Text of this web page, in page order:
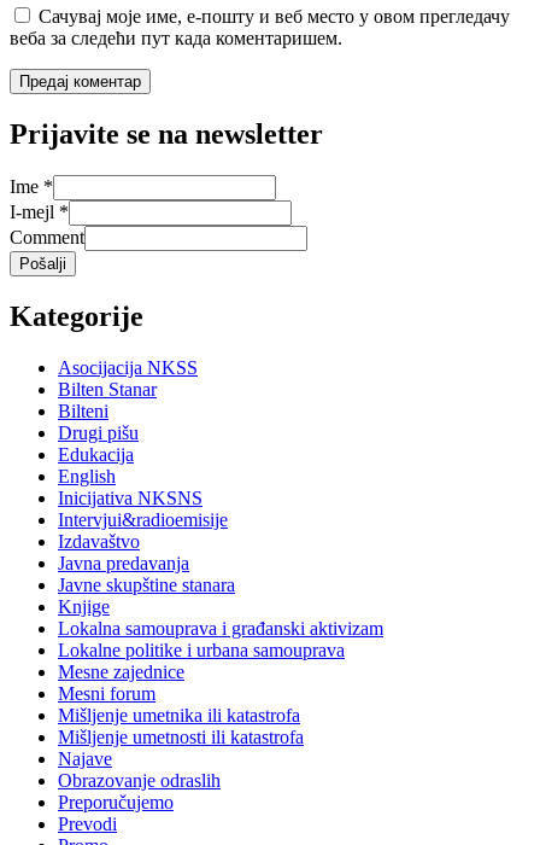
Сачувај моје име, е-пошту и веб место у овом прегледачу
веба за следећи пут када коментаришем.
Prijavite se na newsletter
Ime *
I-mejl *
Comment
Pošalji
Kategorije
Asocijacija NKSS
Bilten Stanar
Bilteni
Drugi pišu
Edukacija
English
Inicijativa NKSNS
Intervjui&radioemisije
Izdavaštvo
Javna predavanja
Javne skupštine stanara
Knjige
Lokalna samouprava i građanski aktivizam
Lokalne politike i urbana samouprava
Mesne zajednice
Mesni forum
Mišljenje umetnika ili katastrofa
Mišljenje umetnosti ili katastrofa
Najave
Obrazovanje odraslih
Preporučujemo
Prevodi